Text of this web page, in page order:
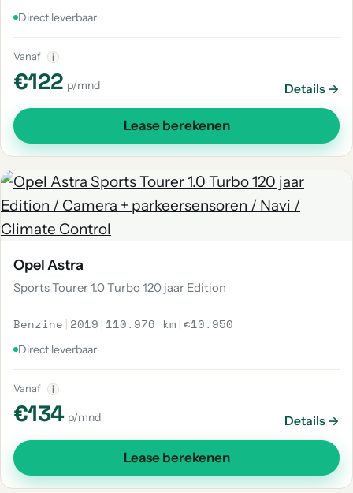
Direct leverbaar
Vanaf i
€122 p/mnd Details →
Lease berekenen
Opel Astra
Sports Tourer 1.0 Turbo 120 jaar Edition
Benzine | 2019 | 110.976 km |€10.950
Direct leverbaar
Vanaf i
€134 p/mnd Details →
Lease berekenen